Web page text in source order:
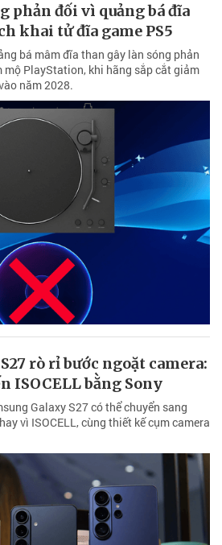
phản đối vì quảng bá đĩa
khai tử đĩa game PS5
bá mâm đĩa than gây làn sóng phản
mộ PlayStation, khi hãng sắp cắt giảm
năm 2028.
rò rỉ bước ngoặt camera:
ISOCELL bằng Sony
Galaxy S27 có thể chuyển sang
vì ISOCELL, cùng thiết kế cụm camera